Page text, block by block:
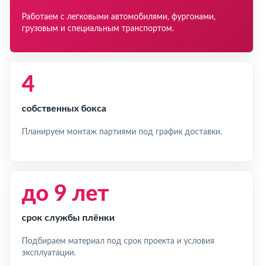
Работаем с легковыми автомобилями, фургонами,
грузовым и специальным транспортом.
4
собственных бокса
Планируем монтаж партиями под график доставки.
до 9 лет
срок службы плёнки
Подбираем материал под срок проекта и условия
эксплуатации.